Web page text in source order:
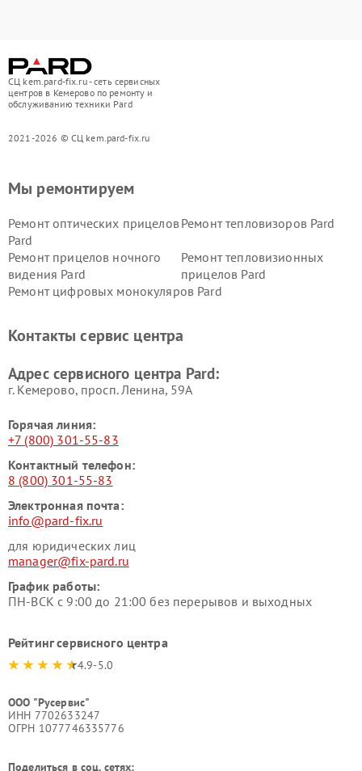
СЦ kem.pard-fix.ru - сеть сервисных
центров в Кемерово по ремонту и
обслуживанию техники Pard
2021-2026 © СЦ kem.pard-fix.ru
Мы ремонтируем
Ремонт оптических прицелов
Pard
Ремонт тепловизоров Pard
Ремонт прицелов ночного
видения Pard
Ремонт тепловизионных
прицелов Pard
Ремонт цифровых монокуляров Pard
Контакты сервис центра
Адрес сервисного центра Pard:
г. Кемерово, просп. Ленина, 59А
Горячая линия:
+7 (800) 301-55-83
Контактный телефон:
8 (800) 301-55-83
Электронная почта:
info@pard-fix.ru
для юридических лиц
manager@fix-pard.ru
График работы:
ПН-ВСК с 9:00 до 21:00 без перерывов и выходных
Рейтинг сервисного центра
4.9-5.0
ООО "Русервис"
ИНН 7702633247
ОГРН 1077746335776
Поделиться в соц. сетях: